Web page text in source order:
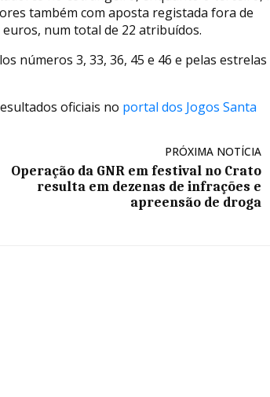
também com aposta registada fora de
num total de 22 atribuídos.
números 3, 33, 36, 45 e 46 e pelas estrelas
oficiais no portal dos Jogos Santa
PRÓXIMA NOTÍCIA
Operação da GNR em festival no Crato
resulta em dezenas de infrações e
apreensão de droga